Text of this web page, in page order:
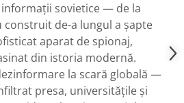
informații sovietice — de la
construit de-a lungul a șapte
aparat de spionaj,
din istoria modernă.
la scară globală —
presa, universitățile și